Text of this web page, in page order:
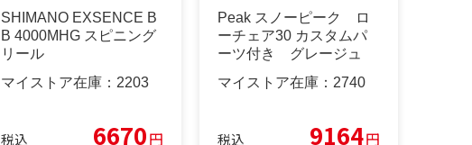
SHIMANO EXSENCE B
B 4000MHG スピニング
リール
マイストア在庫： 2203
税込 6670円
Peak スノーピーク ロ
ーチェア30 カスタムパ
ーツ付き グレージュ
マイストア在庫： 2740
税込 9164円